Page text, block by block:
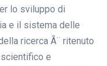
lo sviluppo di
e il sistema delle
ricerca Ã¨ ritenuto
e